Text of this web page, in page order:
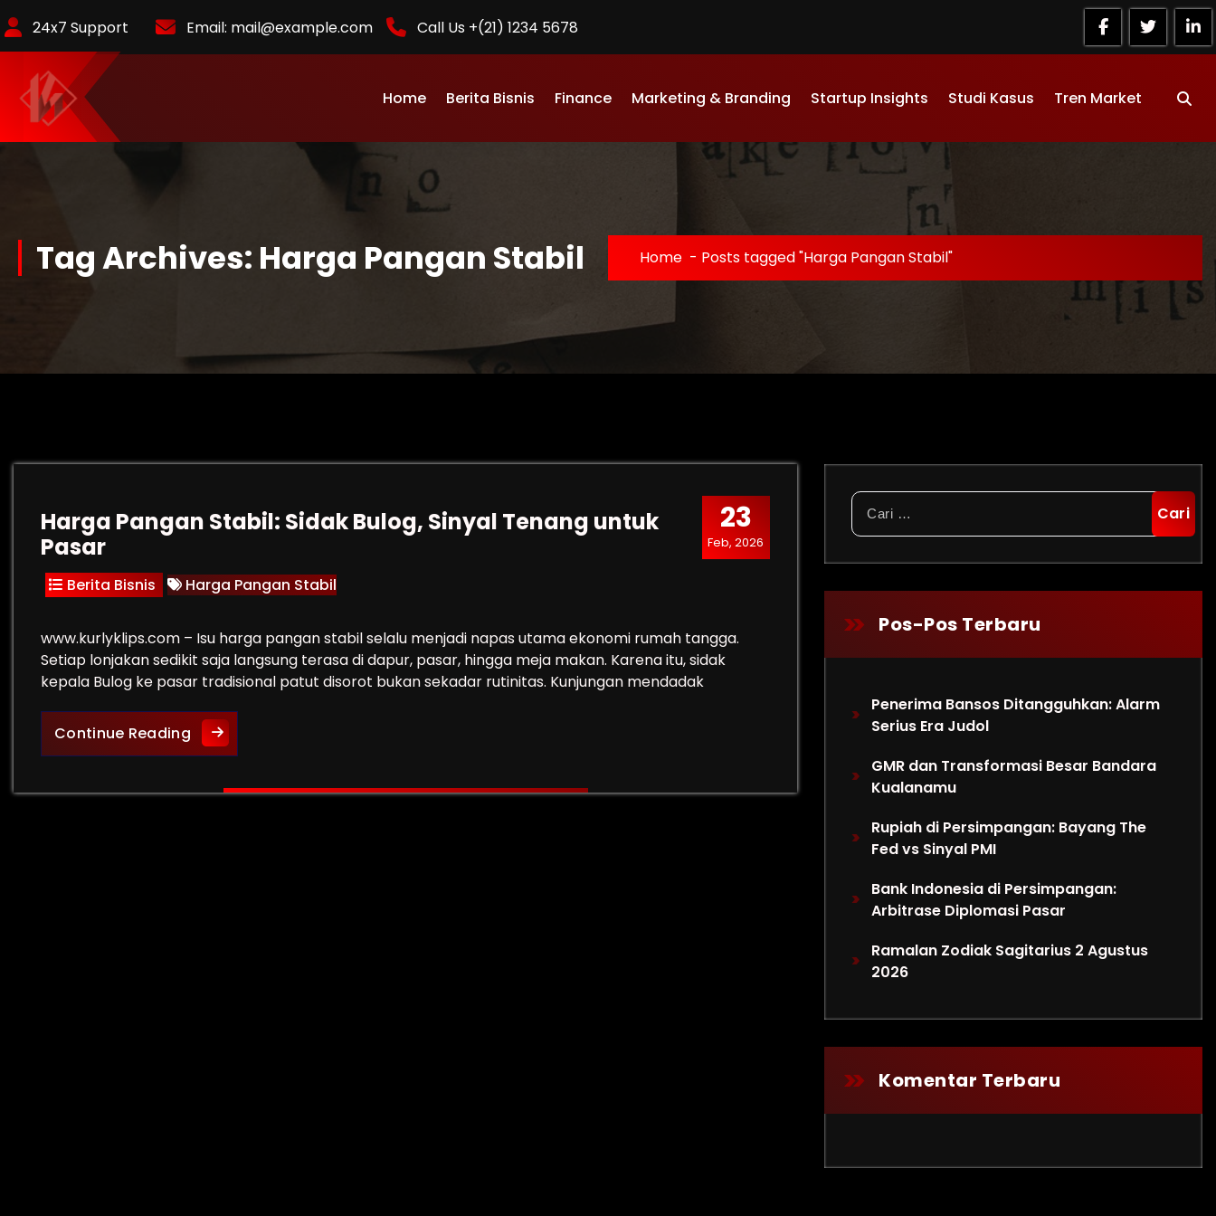
to
Content
24x7 Support Email: mail@example.com Call Us +(21) 1234 5678
KurlyKlips menyajikan informasi bisnis terbaru, strategi usaha,
Home Berita Bisnis Finance Marketing & Branding Startup Insights Studi Kasus Tren Market
Tag Archives: Harga Pangan Stabil Home - Posts tagged "Harga Pangan Stabil"
23
Feb, 2026
Harga Pangan Stabil: Sidak Bulog, Sinyal Tenang untuk
Pasar
Berita Bisnis Harga Pangan Stabil
www.kurlyklips.com – Isu harga pangan stabil selalu menjadi napas utama ekonomi rumah tangga.
Setiap lonjakan sedikit saja langsung terasa di dapur, pasar, hingga meja makan. Karena itu, sidak
kepala Bulog ke pasar tradisional patut disorot bukan sekadar rutinitas. Kunjungan mendadak
Continue ReadingHarga Pangan Stabil: Sidak Bulog, Sinyal Tenang untuk Pasar
Cari
untuk:
Pos-Pos Terbaru
Penerima Bansos Ditangguhkan: Alarm
Serius Era Judol
GMR dan Transformasi Besar Bandara
Kualanamu
Rupiah di Persimpangan: Bayang The
Fed vs Sinyal PMI
Bank Indonesia di Persimpangan:
Arbitrase Diplomasi Pasar
Ramalan Zodiak Sagitarius 2 Agustus
2026
Komentar Terbaru